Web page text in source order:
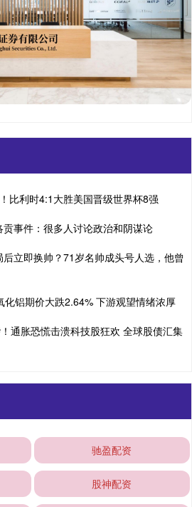
比利时4:1大胜美国晋级世界杯8强
事件：很多人讨论政治和阴谋论
立即换帅？71岁名帅成头号人选，他曾
铝期价大跌2.64% 下游观望情绪浓厚
通胀恐慌击溃科技股狂欢 全球股债汇集
驰盈配资
股神配资